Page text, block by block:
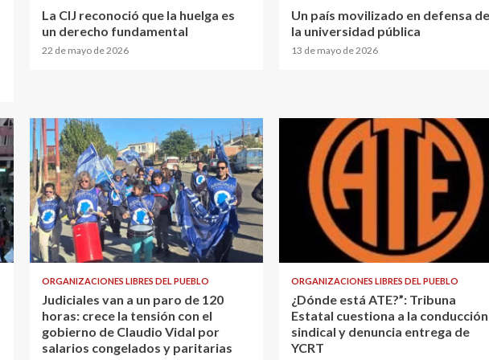
La CIJ reconoció que la huelga es
un derecho fundamental
22 de mayo de 2026
Un país movilizado en defensa de
la universidad pública
13 de mayo de 2026
ORGANIZACIONES LIBRES DEL PUEBLO
Judiciales van a un paro de 120
horas: crece la tensión con el
gobierno de Claudio Vidal por
salarios congelados y paritarias
ORGANIZACIONES LIBRES DEL PUEBLO
¿Dónde está ATE?”: Tribuna
Estatal cuestiona a la conducción
sindical y denuncia entrega de
YCRT